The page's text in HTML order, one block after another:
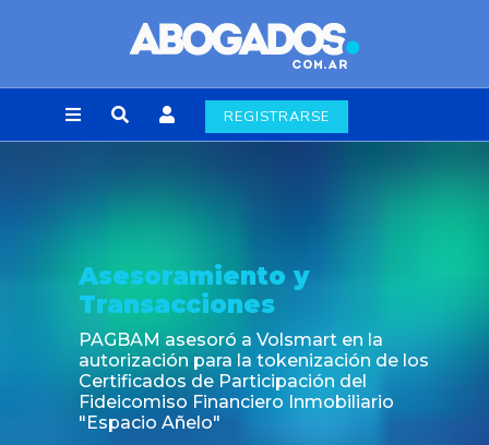
REGISTRARSE
Asesoramiento y
Transacciones
PAGBAM asesoró a Volsmart en la
autorización para la tokenización de los
Certificados de Participación del
Fideicomiso Financiero Inmobiliario
"Espacio Añelo"